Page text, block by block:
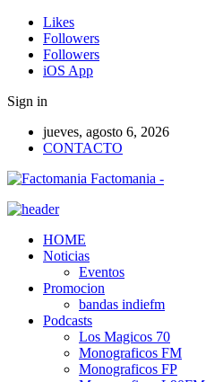
Likes
Followers
Followers
iOS App
Sign in
jueves, agosto 6, 2026
CONTACTO
Factomania -
HOME
Noticias
Eventos
Promocion
bandas indiefm
Podcasts
Los Magicos 70
Monograficos FM
Monograficos FP